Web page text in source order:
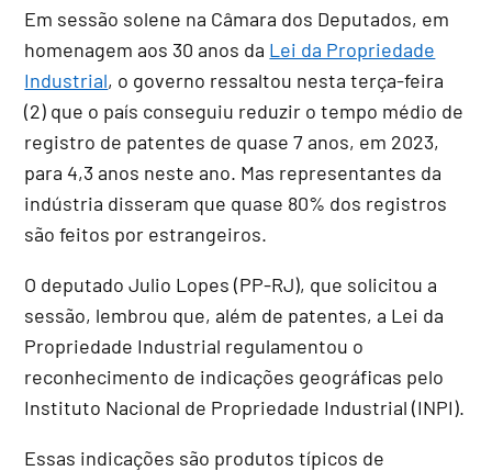
Em sessão solene na Câmara dos Deputados, em
homenagem aos 30 anos da Lei da Propriedade
Industrial, o governo ressaltou nesta terça-feira
(2) que o país conseguiu reduzir o tempo médio de
registro de patentes de quase 7 anos, em 2023,
para 4,3 anos neste ano. Mas representantes da
indústria disseram que quase 80% dos registros
são feitos por estrangeiros.
O deputado Julio Lopes (PP-RJ), que solicitou a
sessão, lembrou que, além de patentes, a Lei da
Propriedade Industrial regulamentou o
reconhecimento de indicações geográficas pelo
Instituto Nacional de Propriedade Industrial (INPI).
Essas indicações são produtos típicos de